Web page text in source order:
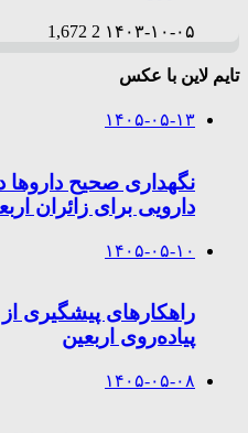
۱۴۰۳-۱۰-۰۵ 2
1,672
تایم لاین با عکس
۱۴۰۵-۰۵-۱۳
نگهداری صحیح
دارویی برای زائران
۱۴۰۵-۰۵-۱۰
راهکارهای پیشگیری
پیاده‌روی اربعین
۱۴۰۵-۰۵-۰۸